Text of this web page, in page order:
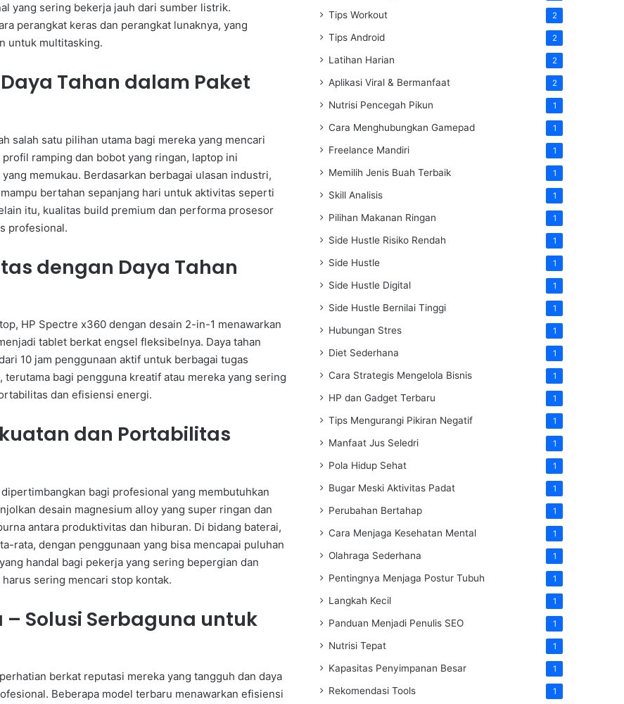
yang sering bekerja jauh dari sumber listrik.
perangkat keras dan perangkat lunaknya, yang
untuk multitasking.
Daya Tahan dalam Paket
salah satu pilihan utama bagi mereka yang mencari
ramping dan bobot yang ringan, laptop ini
memukau. Berdasarkan berbagai ulasan industri,
bertahan sepanjang hari untuk aktivitas seperti
itu, kualitas build premium dan performa prosesor
profesional.
dengan Daya Tahan
HP Spectre x360 dengan desain 2-in-1 menawarkan
tablet berkat engsel fleksibelnya. Daya tahan
10 jam penggunaan aktif untuk berbagai tugas
bagi pengguna kreatif atau mereka yang sering
dan efisiensi energi.
dan Portabilitas
bagi profesional yang membutuhkan
desain magnesium alloy yang super ringan dan
antara produktivitas dan hiburan. Di bidang baterai,
rata, dengan penggunaan yang bisa mencapai puluhan
handal bagi pekerja yang sering bepergian dan
sering mencari stop kontak.
– Solusi Serbaguna untuk
berkat reputasi mereka yang tangguh dan daya
Beberapa model terbaru menawarkan efisiensi
Tips Workout 2
Tips Android 2
Latihan Harian 2
Aplikasi Viral & Bermanfaat 2
Nutrisi Pencegah Pikun 1
Cara Menghubungkan Gamepad 1
Freelance Mandiri 1
Memilih Jenis Buah Terbaik 1
Skill Analisis 1
Pilihan Makanan Ringan 1
Side Hustle Risiko Rendah 1
Side Hustle 1
Side Hustle Digital 1
Side Hustle Bernilai Tinggi 1
Hubungan Stres 1
Diet Sederhana 1
Cara Strategis Mengelola Bisnis 1
HP dan Gadget Terbaru 1
Tips Mengurangi Pikiran Negatif 1
Manfaat Jus Seledri 1
Pola Hidup Sehat 1
Bugar Meski Aktivitas Padat 1
Perubahan Bertahap 1
Cara Menjaga Kesehatan Mental 1
Olahraga Sederhana 1
Pentingnya Menjaga Postur Tubuh 1
Langkah Kecil 1
Panduan Menjadi Penulis SEO 1
Nutrisi Tepat 1
Kapasitas Penyimpanan Besar 1
Rekomendasi Tools 1